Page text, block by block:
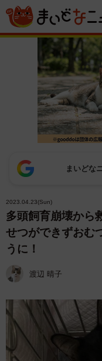
まいどな
2023.04.23(Sun)
多頭飼育崩壊か
せつができずおむ
うに！
渡辺 晴子